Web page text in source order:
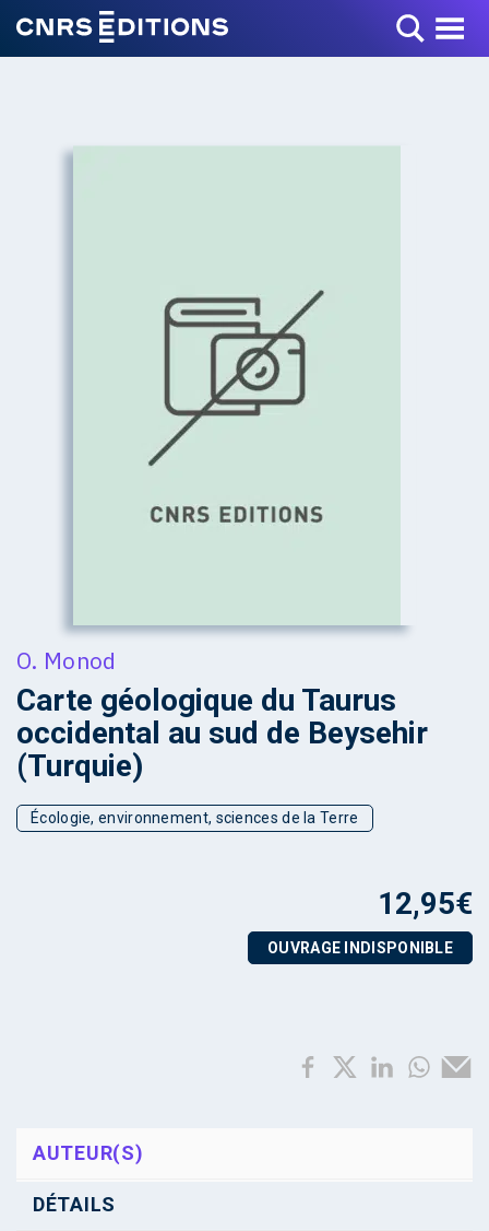
Toggle Menu
O. Monod
Carte géologique du Taurus
occidental au sud de Beysehir
(Turquie)
Écologie, environnement, sciences de la Terre
12,95€
OUVRAGE INDISPONIBLE
AUTEUR(S)
DÉTAILS